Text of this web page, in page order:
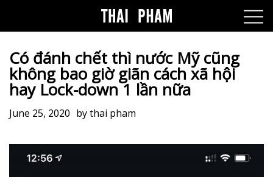
Có đánh chết thì nước Mỹ cũng
không bao giờ giãn cách xã hội
hay Lock-down 1 lần nữa
June 25, 2020 bythai pham